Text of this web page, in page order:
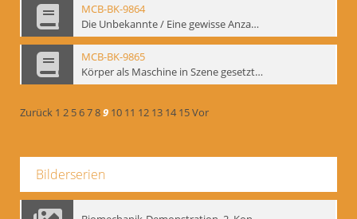
MCB-BK-9864
Die Unbekannte / Eine gewisse Anzahl Gespräche - interne Signatur: BM-prt-61
MCB-BK-9865
Körper als Maschine in Szene gesetzt. „bat“-Studiotheater mit Neuinszenierungen - interne Signatur: BM-prt-62
Zurück 1 2 56789 10 11 12 13 14 15Vor
Bilderserien